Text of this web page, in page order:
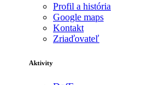
Profil a história
Google maps
Kontakt
Zriaďovateľ
Aktivity